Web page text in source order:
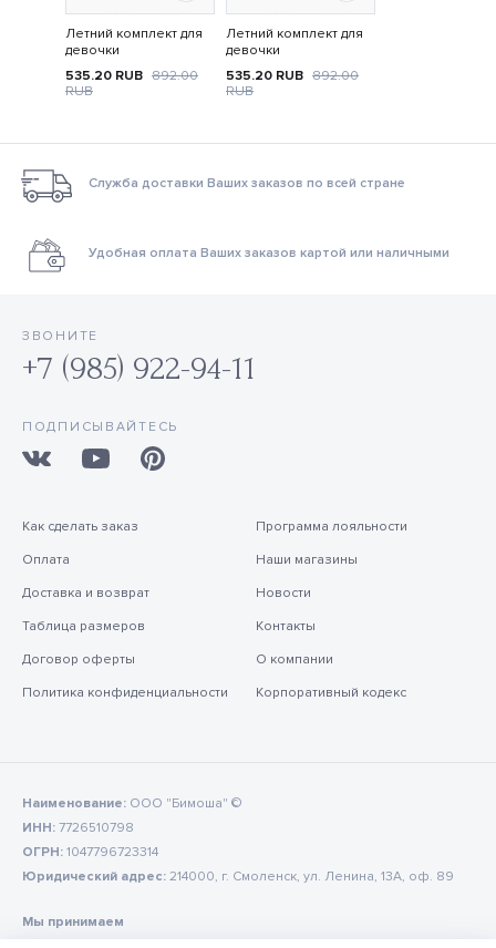
Летний комплект для
девочки
535.20 RUB 892.00
RUB
Летний комплект для
девочки
535.20 RUB 892.00
RUB
Служба доставки Ваших заказов по всей стране
Удобная оплата Ваших заказов картой или наличными
ЗВОНИТЕ
+7 (985) 922-94-11
ПОДПИСЫВАЙТЕСЬ
Как сделать заказ
Оплата
Доставка и возврат
Таблица размеров
Договор оферты
Политика конфиденциальности
Программа лояльности
Наши магазины
Новости
Контакты
О компании
Корпоративный кодекс
Наименование: ООО "Бимоша" ©
ИНН: 7726510798
ОГРН: 1047796723314
Юридический адрес: 214000, г. Смоленск, ул. Ленина, 13А, оф. 89
Мы принимаем